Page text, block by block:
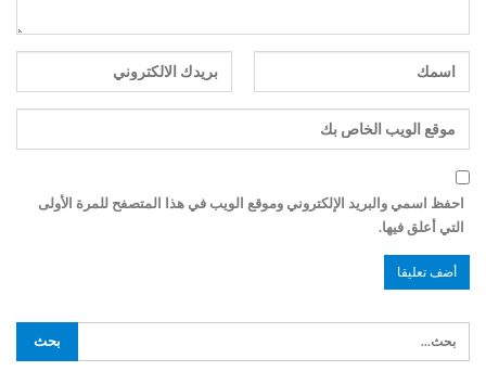
احفظ اسمي والبريد الإلكتروني وموقع الويب في هذا المتصفح للمرة الأولى
التي أعلق فيها.